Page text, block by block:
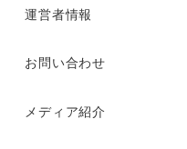
運営者情報
お問い合わせ
メディア紹介